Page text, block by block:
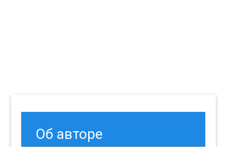
Об авторе